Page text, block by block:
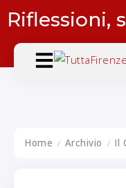
Riflessioni,
Home / Archivio / Il